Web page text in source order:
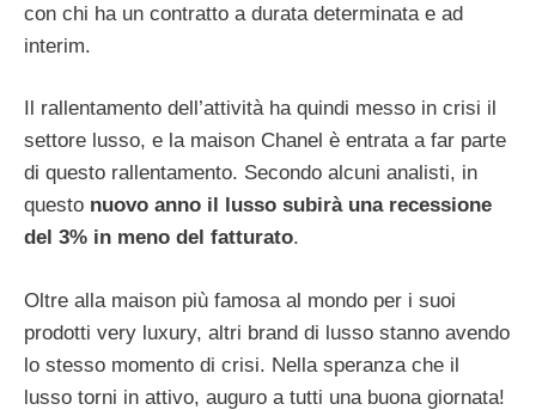
con chi ha un contratto a durata determinata e ad
interim.
Il rallentamento dell’attività ha quindi messo in crisi il
settore lusso, e la maison Chanel è entrata a far parte
di questo rallentamento. Secondo alcuni analisti, in
questo nuovo anno il lusso subirà una recessione
del 3% in meno del fatturato.
Oltre alla maison più famosa al mondo per i suoi
prodotti very luxury, altri brand di lusso stanno avendo
lo stesso momento di crisi. Nella speranza che il
lusso torni in attivo, auguro a tutti una buona giornata!